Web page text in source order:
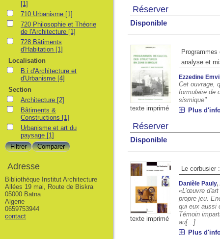
Réserver
Disponible
texte imprimé
analyse et
Ezzedine
Cet ouvrage,
formulaire de
sismique"
Plus
Réserver
Disponible
texte imprimé
Le corbusier
Danièle Pauly,
«L’œuvre
propre jeu.
qui eux aussi
Témoin
au[...]
Plus
[1]
710 Urbanisme [1]
720 Philosophie et Théorie
de l'Architecture [1]
728 Bâtiments
d'Habitation [1]
Localisation
B.i d'Architecture et
d'Urbanisme [4]
Section
Architecture [2]
Bâtiments &
Constructions [1]
Urbanisme et art du
paysage [1]
Adresse
Bibliothèque Institut Architecture
Allées 19 mai, Route de Biskra
05000 Batna
Algerie
0659753944
contact